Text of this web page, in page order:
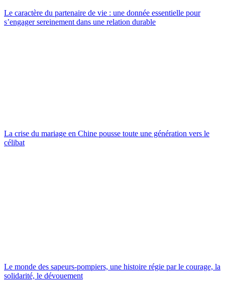
Le caractère du partenaire de vie : une donnée essentielle pour
s’engager sereinement dans une relation durable
La crise du mariage en Chine pousse toute une génération vers le
célibat
Le monde des sapeurs-pompiers, une histoire régie par le courage, la
solidarité, le dévouement